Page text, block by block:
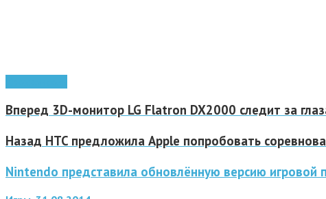
Вперед 3D-монитор LG Flatron DX2000 следит за
Назад HTC предложила Apple попробовать
Nintendo представила обновлённую версию игровой